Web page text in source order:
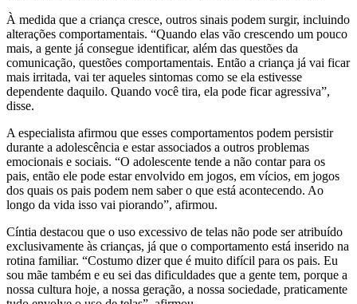
À medida que a criança cresce, outros sinais podem surgir, incluindo
alterações comportamentais. “Quando elas vão crescendo um pouco
mais, a gente já consegue identificar, além das questões da
comunicação, questões comportamentais. Então a criança já vai ficar
mais irritada, vai ter aqueles sintomas como se ela estivesse
dependente daquilo. Quando você tira, ela pode ficar agressiva”,
disse.
A especialista afirmou que esses comportamentos podem persistir
durante a adolescência e estar associados a outros problemas
emocionais e sociais. “O adolescente tende a não contar para os
pais, então ele pode estar envolvido em jogos, em vícios, em jogos
dos quais os pais podem nem saber o que está acontecendo. Ao
longo da vida isso vai piorando”, afirmou.
Cíntia destacou que o uso excessivo de telas não pode ser atribuído
exclusivamente às crianças, já que o comportamento está inserido na
rotina familiar. “Costumo dizer que é muito difícil para os pais. Eu
sou mãe também e eu sei das dificuldades que a gente tem, porque a
nossa cultura hoje, a nossa geração, a nossa sociedade, praticamente